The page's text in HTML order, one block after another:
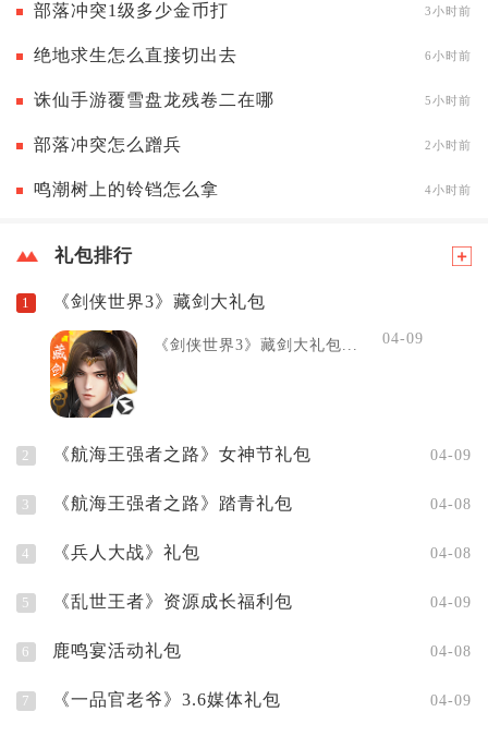
部落冲突1级多少金币打 3小时前
绝地求生怎么直接切出去 6小时前
诛仙手游覆雪盘龙残卷二在哪 5小时前
部落冲突怎么蹭兵 2小时前
鸣潮树上的铃铛怎么拿 4小时前
礼包排行
1 《剑侠世界3》藏剑大礼包
《剑侠世界3》藏剑大礼包... 04-09
2 《航海王强者之路》女神节礼包 04-09
3 《航海王强者之路》踏青礼包 04-08
4 《兵人大战》礼包 04-08
5 《乱世王者》资源成长福利包 04-09
6 鹿鸣宴活动礼包 04-08
7 《一品官老爷》3.6媒体礼包 04-09